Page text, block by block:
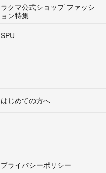
ラクマ公式ショップ ファッシ
ョン特集
SPU
はじめての方へ
プライバシーポリシー